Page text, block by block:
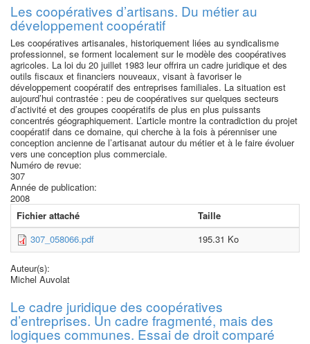
Les coopératives d’artisans. Du métier au
développement coopératif
Les coopératives artisanales, historiquement liées au syndicalisme
professionnel, se forment localement sur le modèle des coopératives
agricoles. La loi du 20 juillet 1983 leur offrira un cadre juridique et des
outils fiscaux et financiers nouveaux, visant à favoriser le
développement coopératif des entreprises familiales. La situation est
aujourd’hui contrastée : peu de coopératives sur quelques secteurs
d’activité et des groupes coopératifs de plus en plus puissants
concentrés géographiquement. L’article montre la contradiction du projet
coopératif dans ce domaine, qui cherche à la fois à pérenniser une
conception ancienne de l’artisanat autour du métier et à le faire évoluer
vers une conception plus commerciale.
Numéro de revue:
307
Année de publication:
2008
Fichier attaché
Taille
307_058066.pdf
195.31 Ko
Auteur(s):
Michel Auvolat
Le cadre juridique des coopératives
d’entreprises. Un cadre fragmenté, mais des
logiques communes. Essai de droit comparé